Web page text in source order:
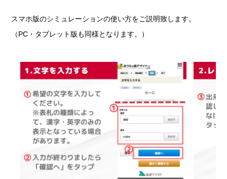
スマホ版のシミュレーションの使い方をご説明致します。
（PC・タブレット版も同様となります。）